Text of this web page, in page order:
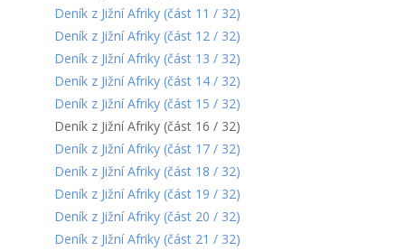
Deník z Jižní Afriky (část 11 / 32)
Deník z Jižní Afriky (část 12 / 32)
Deník z Jižní Afriky (část 13 / 32)
Deník z Jižní Afriky (část 14 / 32)
Deník z Jižní Afriky (část 15 / 32)
Deník z Jižní Afriky (část 16 / 32)
Deník z Jižní Afriky (část 17 / 32)
Deník z Jižní Afriky (část 18 / 32)
Deník z Jižní Afriky (část 19 / 32)
Deník z Jižní Afriky (část 20 / 32)
Deník z Jižní Afriky (část 21 / 32)